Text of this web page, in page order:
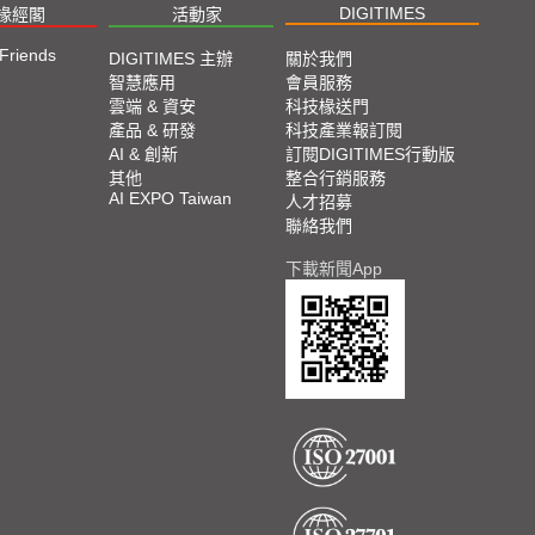
經閣 活動家 DIGITIMES
DIGITIMES 主辦
智慧應用
雲端 & 資安
產品 & 研發
AI & 創新
其他
AI EXPO Taiwan
關於我們
會員服務
科技椽送門
科技產業報訂閱
訂閱DIGITIMES行動版
整合行銷服務
人才招募
聯絡我們
下載新聞App